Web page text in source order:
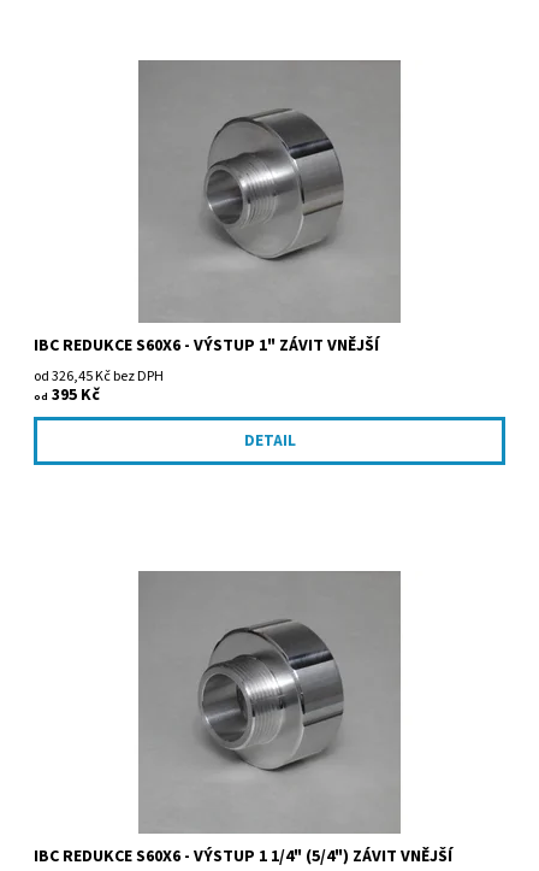
IBC REDUKCE S60X6 - VÝSTUP 1" ZÁVIT VNĚJŠÍ
od 326,45 Kč bez DPH
od 395 Kč
DETAIL
IBC REDUKCE S60X6 - VÝSTUP 1 1/4" (5/4") ZÁVIT VNĚJŠÍ